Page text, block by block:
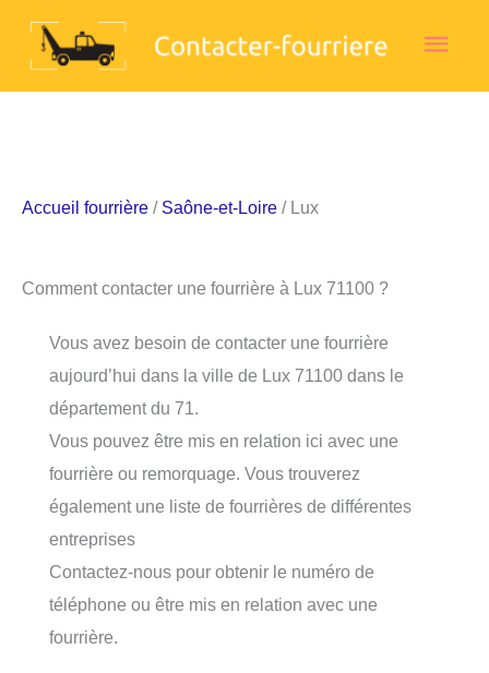
Accueil fourrière / Saône-et-Loire / Lux
Comment contacter une fourrière à Lux 71100 ?
Vous avez besoin de contacter une fourrière
aujourd’hui dans la ville de Lux 71100 dans le
département du 71.
Vous pouvez être mis en relation ici avec une
fourrière ou remorquage. Vous trouverez
également une liste de fourrières de différentes
entreprises
Contactez-nous pour obtenir le numéro de
téléphone ou être mis en relation avec une
fourrière.